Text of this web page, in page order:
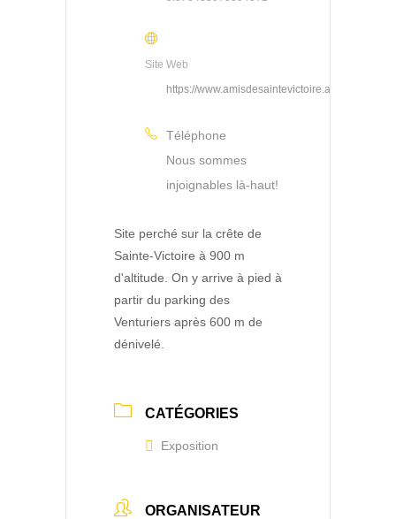
Site Web
https://www.amisdesaintevictoire.asso.fr/
Téléphone
Nous sommes
injoignables là-haut!
Site perché sur la crête de
Sainte-Victoire à 900 m
d'altitude. On y arrive à pied à
partir du parking des
Venturiers après 600 m de
dénivelé.
CATÉGORIES
Exposition
ORGANISATEUR